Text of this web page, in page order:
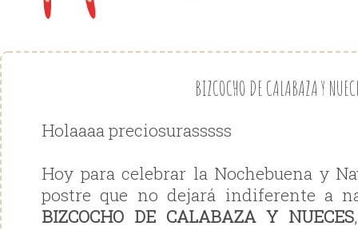
BIZCOCHO DE CALABAZA Y
Holaaaa preciosurasssss
Hoy para celebrar la Nochebuena y
postre que no dejará indiferente a
BIZCOCHO DE CALABAZA Y NUECES